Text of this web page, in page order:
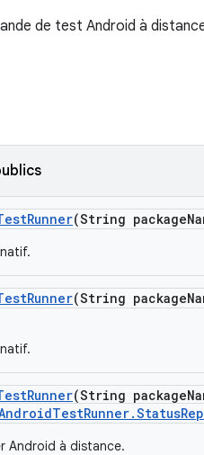
de test Android à
Runner(String package
Runner(String package
Runner(String package
TestRunner.Status
Android à distance.